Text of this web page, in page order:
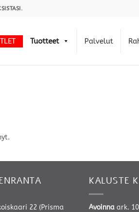
Tuotteet Palvelut
22 (Prisma
KALUSTE
Avoinnaark.